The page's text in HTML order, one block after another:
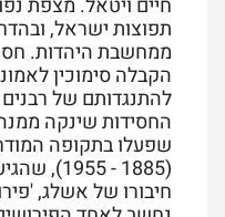
חיים ויטאל. מצפת
תפוצות ישראל,
ממחשבת היהדות.
הקבלה סימוכין
להתנגדותם של
החסידות שינקה
שפעלו בתקופה
חיבורו של אשלג,